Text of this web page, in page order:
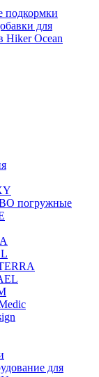
подкормки
для
Hiker Ocean
погружные
для